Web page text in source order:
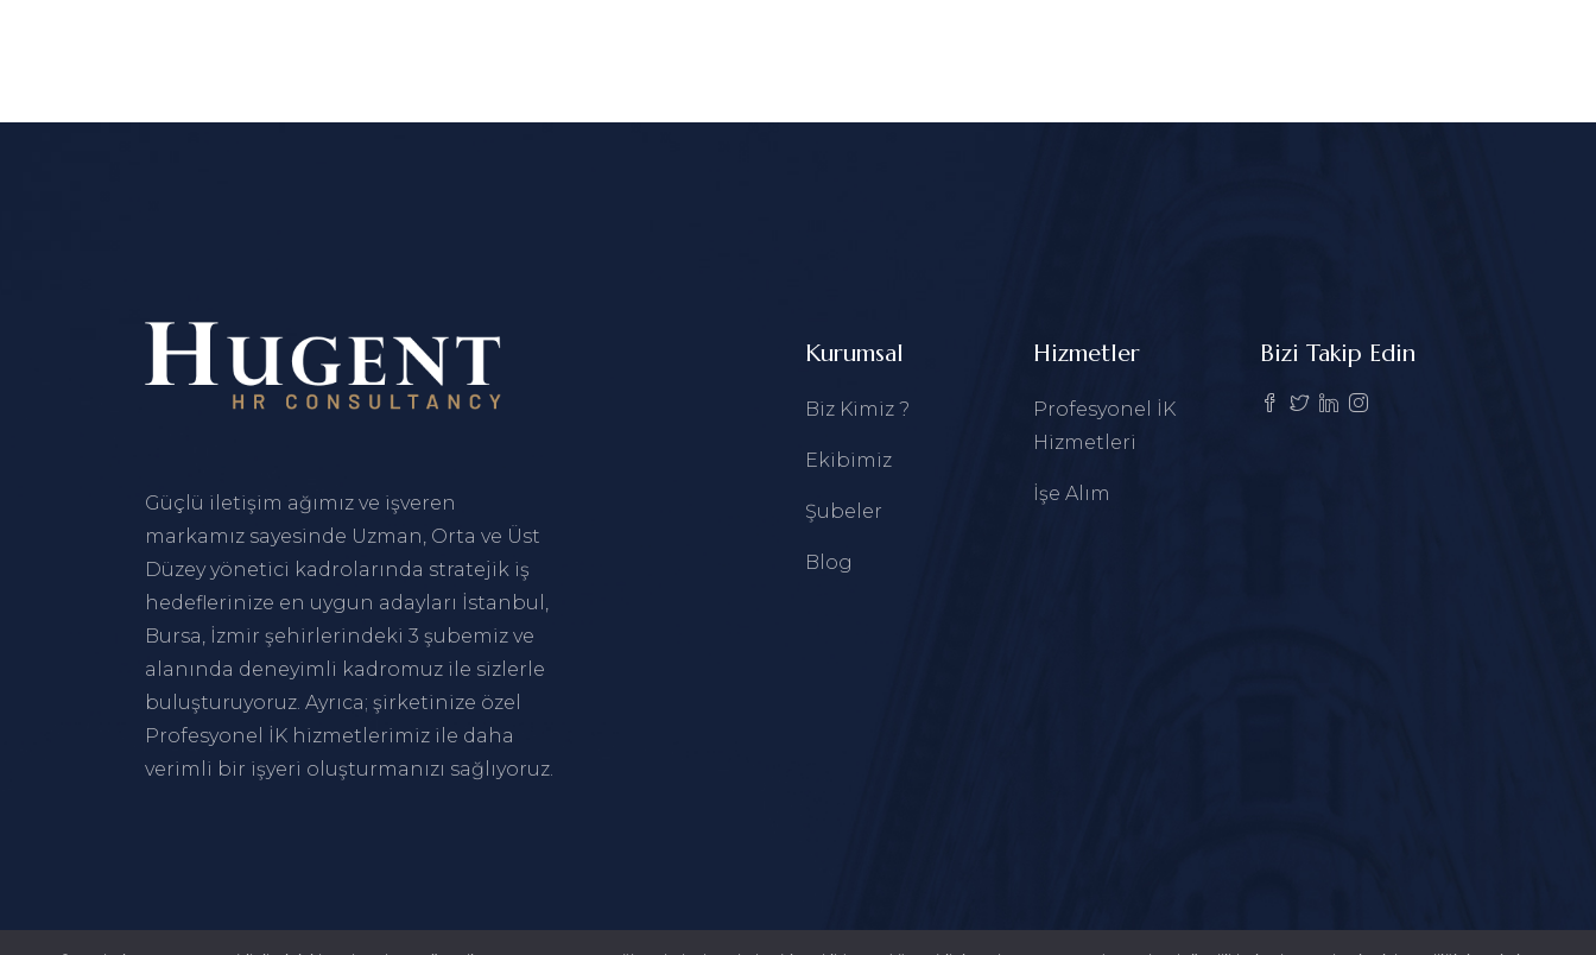
Güçlü iletişim ağımız ve işveren
markamız sayesinde Uzman, Orta ve Üst
Düzey yönetici kadrolarında stratejik iş
hedeflerinize en uygun adayları İstanbul ,
Bursa, İzmir şehirlerindeki 3 şubemiz ve
alanında deneyimli kadromuz ile sizlerle
buluşturuyoruz. Ayrıca; şirketinize özel
Profesyonel İK hizmetlerimiz ile daha
verimli bir işyeri oluşturmanızı sağlıyoruz.
Kurumsal
Biz Kimiz ?
Ekibimiz
Şubeler
Blog
Hizmetler
Profesyonel İK
Hizmetleri
İşe Alım
Bizi Takip Edin